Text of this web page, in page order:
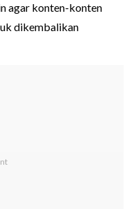
agar konten-konten
dikembalikan